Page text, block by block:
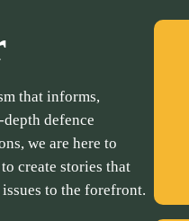
that informs,
defence
we are here to
create stories that
to the forefront.